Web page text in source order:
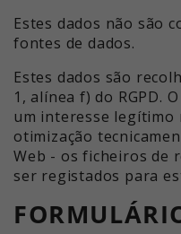
Estes dados não são
fontes de dados.
Estes dados são
1, alínea f) do RGPD.
um interesse legítimo
otimização
Web - os ficheiros de
ser registados para